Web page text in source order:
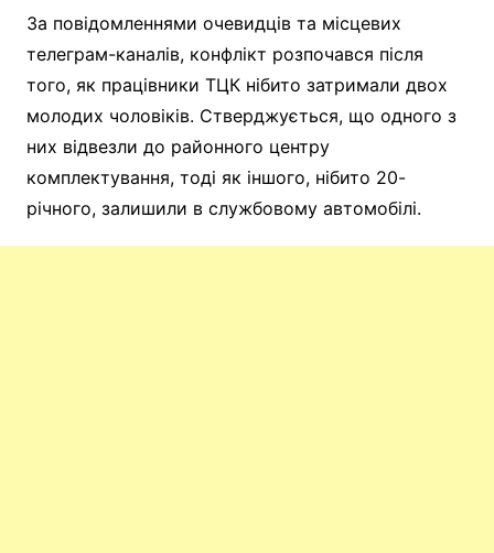
За повідомленнями очевидців та місцевих
телеграм-каналів, конфлікт розпочався після
того, як працівники ТЦК нібито затримали двох
молодих чоловіків. Стверджується, що одного з
них відвезли до районного центру
комплектування, тоді як іншого, нібито 20-
річного, залишили в службовому автомобілі.